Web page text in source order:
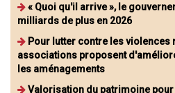
« Quoi qu'il arrive », le
milliards de plus en 2026
Pour lutter contre les violences
associations proposent
les aménagements
Valorisation du patrimoine